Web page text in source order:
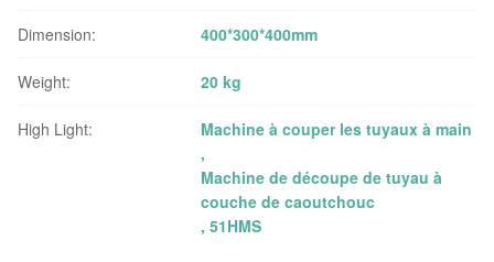
Dimension: 400*300*400mm
Weight: 20 kg
High Light:
Machine à couper les tuyaux à main
,
Machine de découpe de tuyau à
couche de caoutchouc
,51HMS